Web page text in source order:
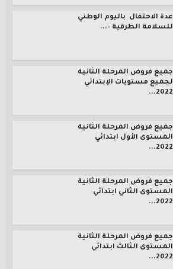
عدة الاحتفال باليوم الوطني
للسلامة الطرقية –...
جميع فروض المرحلة الثانية
لجميع مستويات الإبتدائي
2022...
جميع فروض المرحلة الثانية
المستوى الأول ابتدائي
2022...
جميع فروض المرحلة الثانية
المستوى الثاني ابتدائي
2022...
جميع فروض المرحلة الثانية
المستوى الثالث ابتدائي
2022...